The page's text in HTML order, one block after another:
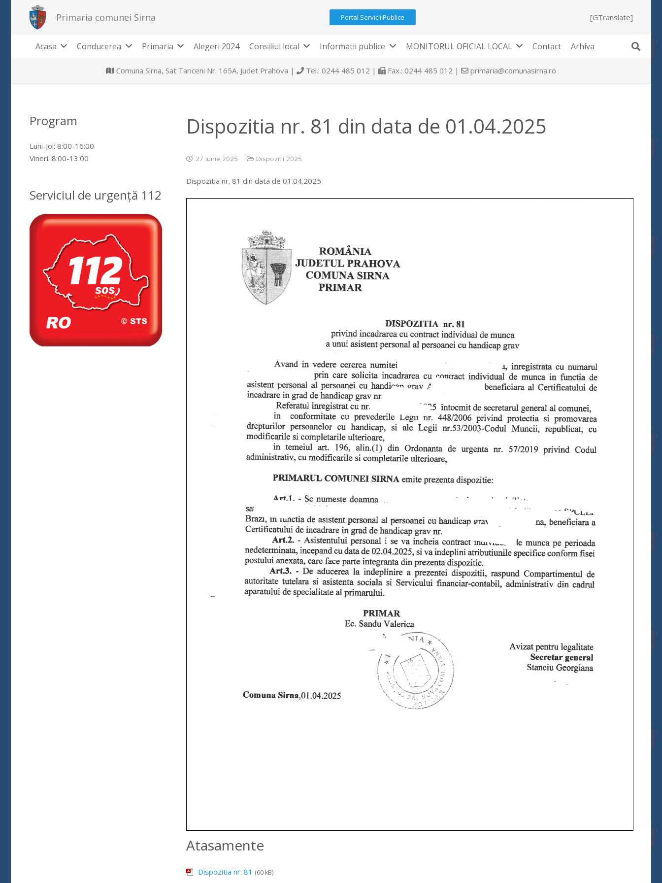
Primaria comunei Sirna Portal Servicii Publice [GTranslate]
Acasa Conducerea Primaria Alegeri 2024 Consiliul local Informatii publice MONITORUL OFICIAL LOCAL Contact Arhiva
Comuna Sirna, Sat Tariceni Nr. 165A, Judet Prahova | Tel.: 0244 485 012 | Fax.: 0244 485 012 | primaria@comunasirna.ro
Dispozitia nr. 81 din data de 01.04.2025
27 iunie 2025 Dispozitii 2025
Dispozitia nr. 81 din data de 01.04.2025
Atasamente
Dispozitia nr. 81 (60 kB)
Program
Luni-Joi: 8:00-16:00
Vineri: 8:00-13:00
Serviciul de urgență 112